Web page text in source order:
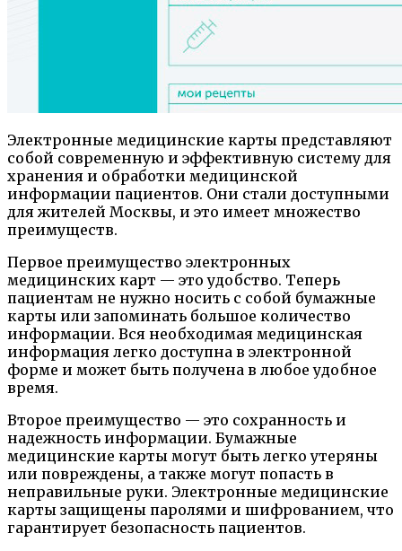
Электронные медицинские карты представляют
собой современную и эффективную систему для
хранения и обработки медицинской
информации пациентов. Они стали доступными
для жителей Москвы, и это имеет множество
преимуществ.
Первое преимущество электронных
медицинских карт — это удобство. Теперь
пациентам не нужно носить с собой бумажные
карты или запоминать большое количество
информации. Вся необходимая медицинская
информация легко доступна в электронной
форме и может быть получена в любое удобное
время.
Второе преимущество — это сохранность и
надежность информации. Бумажные
медицинские карты могут быть легко утеряны
или повреждены, а также могут попасть в
неправильные руки. Электронные медицинские
карты защищены паролями и шифрованием, что
гарантирует безопасность пациентов.